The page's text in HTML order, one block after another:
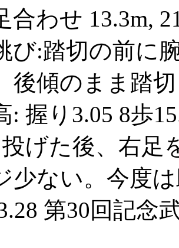
合わせ 13.3m,
び:踏切の前に
後傾のまま踏切
: 握り3.05 8歩
げた後、右足
少ない。今度
第30回記念